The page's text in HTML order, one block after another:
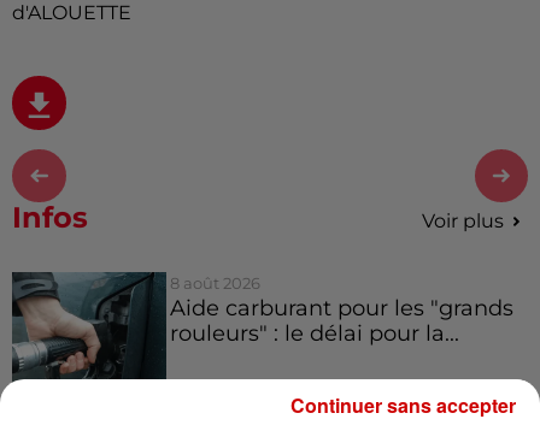
d'ALOUETTE
Infos Voir plus
8 août 2026
Aide carburant pour les "grands
rouleurs" : le délai pour la...
Continuer sans accepter